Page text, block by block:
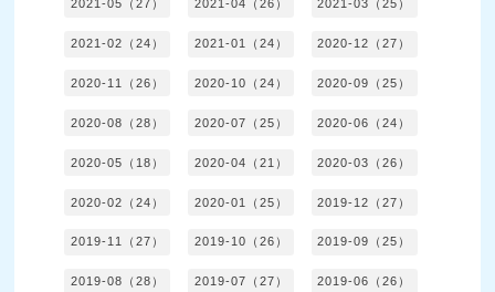
2021-05（27） 2021-04（26） 2021-03（25）
2021-02（24） 2021-01（24） 2020-12（27）
2020-11（26） 2020-10（24） 2020-09（25）
2020-08（28） 2020-07（25） 2020-06（24）
2020-05（18） 2020-04（21） 2020-03（26）
2020-02（24） 2020-01（25） 2019-12（27）
2019-11（27） 2019-10（26） 2019-09（25）
2019-08（28） 2019-07（27） 2019-06（26）